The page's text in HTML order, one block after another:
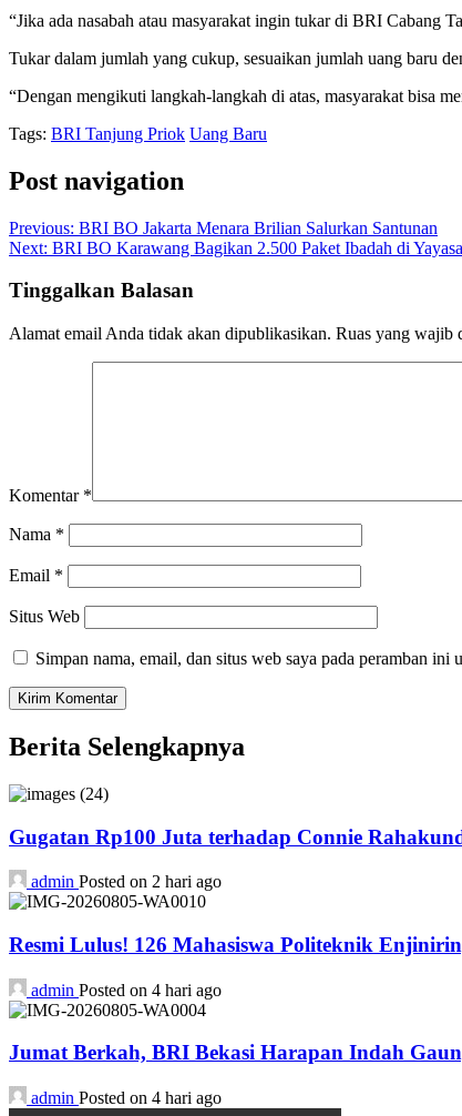
“Jika ada nasabah atau masyarakat ingin tukar di BRI Cabang
Tukar dalam jumlah yang cukup, sesuaikan jumlah uang baru
“Dengan mengikuti langkah-langkah di atas, masyarakat bisa
Tags: BRI Tanjung Priok Uang Baru
Post navigation
Previous: BRI BO Jakarta Menara Brilian Salurkan Santunan
Next: BRI BO Karawang Bagikan 2.500 Paket Ibadah di
Tinggalkan Balasan
Alamat email Anda tidak akan dipublikasikan. Ruas yang wajib
Komentar *
Nama *
Email *
Situs Web
Simpan nama, email, dan situs web saya pada peramban ini
Berita Selengkapnya
Gugatan Rp100 Juta terhadap Connie
admin Posted on 2 hari ago
Resmi Lulus! 126 Mahasiswa Politeknik
admin Posted on 4 hari ago
Jumat Berkah, BRI Bekasi Harapan Indah
admin Posted on 4 hari ago